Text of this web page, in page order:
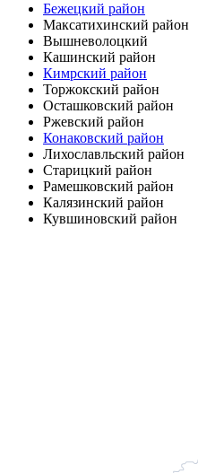
Бежецкий район
Максатихинский район
Вышневолоцкий
Кашинский район
Кимрский район
Торжокский район
Осташковский район
Ржевский район
Конаковский район
Лихославльский район
Старицкий район
Рамешковский район
Калязинский район
Кувшиновский район